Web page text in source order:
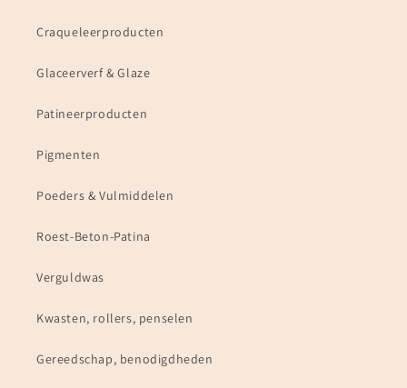
Craqueleerproducten
Glaceerverf & Glaze
Patineerproducten
Pigmenten
Poeders & Vulmiddelen
Roest-Beton-Patina
Verguldwas
Kwasten, rollers, penselen
Gereedschap, benodigdheden